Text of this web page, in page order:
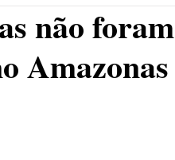
não foram
Amazonas